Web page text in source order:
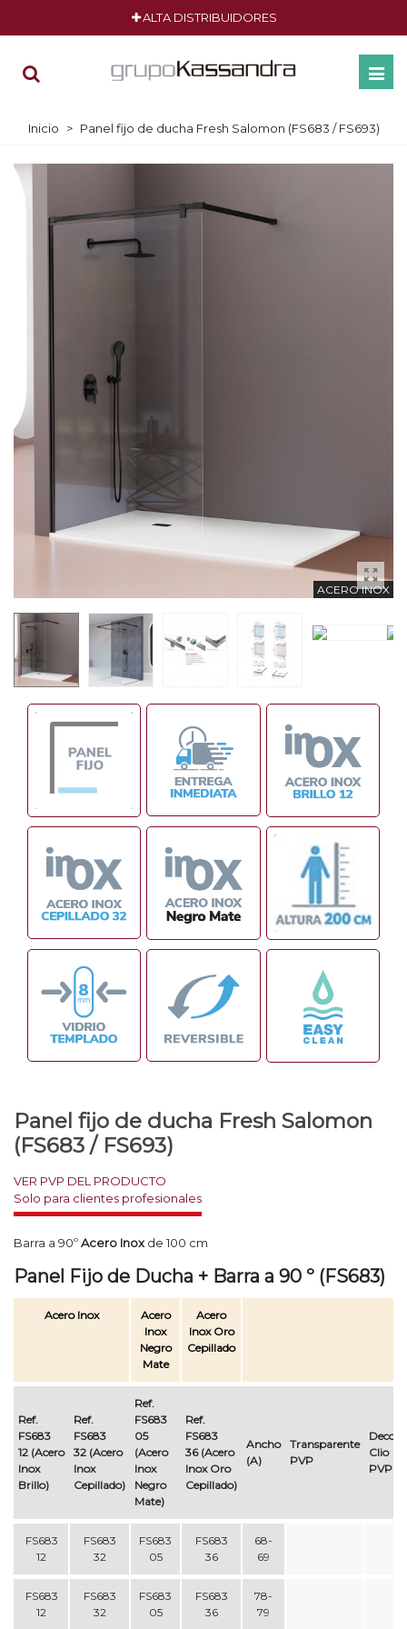
ALTA DISTRIBUIDORES
Inicio > Panel fijo de ducha Fresh Salomon (FS683 / FS693)
ACERO INOX
Panel fijo de ducha Fresh Salomon
(FS683 / FS693)
VER PVP DEL PRODUCTO
Barra a 90ºAcero Inox de 100 cm
Panel Fijo de Ducha + Barra a 90 º (FS683)
Acero Inox
Acero
Inox
Negro
Mate
Acero
Inox Oro
Cepillado
Ref.
FS683
12 (Acero
Inox
Brillo)
Ref.
FS683
32 (Acero
Inox
Cepillado)
Ref.
FS683
05
(Acero
Inox
Negro
Mate)
Ref.
FS683
36 (Acero
Inox Oro
Cepillado)
Ancho
(A)
Transparente
PVP
Clio
PVP
FS683
12
FS683
32
FS683
05
FS683
36
68-
69
FS683
12
FS683
32
FS683
05
FS683
36
78-
79